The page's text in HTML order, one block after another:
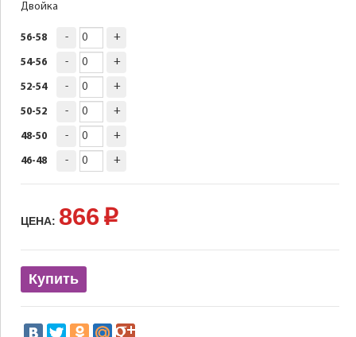
Двойка
56-58 - +
54-56 - +
52-54 - +
50-52 - +
48-50 - +
46-48 - +
ЦЕНА: 866 p
Купить